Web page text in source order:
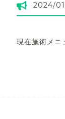
2024/
現在施術メニ